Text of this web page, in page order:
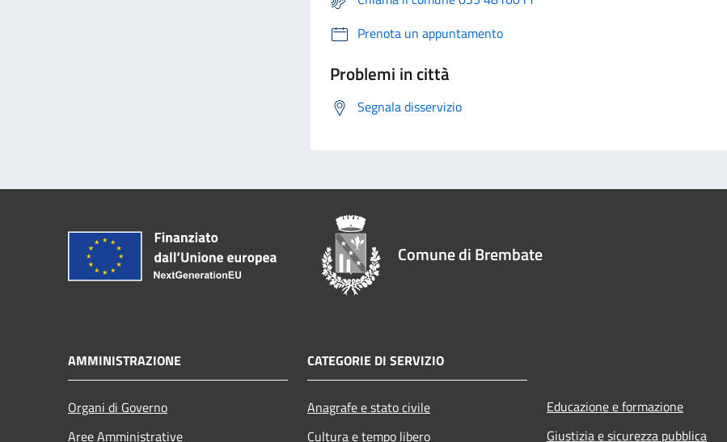
Prenota un appuntamento
Problemi in città
Segnala disservizio
Comune di Brembate
AMMINISTRAZIONE
Organi di Governo
Aree Amministrative
CATEGORIE DI SERVIZIO
Anagrafe e stato civile
Cultura e tempo libero
Educazione e formazione
Giustizia e sicurezza pubblica